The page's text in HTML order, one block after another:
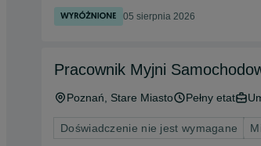
05 sierpnia 2026
Pracownik Myjni
Poznań , Stare Miasto Pełny etat
Doświadczenie nie jest wymagane